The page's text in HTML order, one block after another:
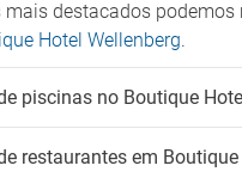
mais destacados
Hotel Wellenberg.
piscinas no Boutique
restaurantes em